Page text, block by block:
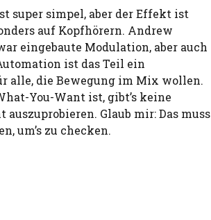
super simpel, aber der Effekt ist
auf Kopfhörern. Andrew
eingebaute Modulation, aber auch
ist das Teil ein
alle, die Bewegung im Mix wollen.
You-Want ist, gibt’s keine
auszuprobieren. Glaub mir: Das muss
um’s zu checken.